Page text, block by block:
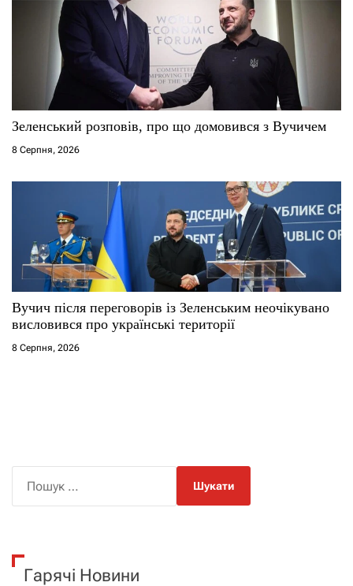
Зеленський розповів, про що домовився з Вучичем
8 Серпня, 2026
Вучич після переговорів із Зеленським неочікувано
висловився про українські території
8 Серпня, 2026
к
Гарячі Новини